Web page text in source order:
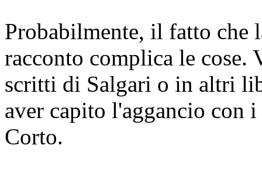
Probabilmente, il fatto che
racconto complica le cose.
scritti di Salgari o in altri
aver capito l'aggancio con
Corto.